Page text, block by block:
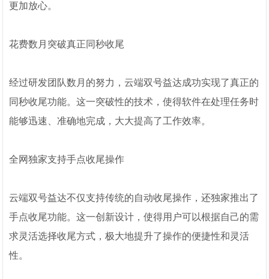
更加放心。
花费数月突破真正同秒收尾
经过研发团队数月的努力，云端双号益达成功实现了真正的
同秒收尾功能。这一突破性的技术，使得软件在处理任务时
能够迅速、准确地完成，大大提高了工作效率。
全网独家支持手点收尾操作
云端双号益达不仅支持传统的自动收尾操作，还独家推出了
手点收尾功能。这一创新设计，使得用户可以根据自己的需
求灵活选择收尾方式，极大地提升了操作的便捷性和灵活
性。